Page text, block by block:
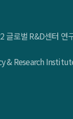
글로벌 R&D센터
& Research